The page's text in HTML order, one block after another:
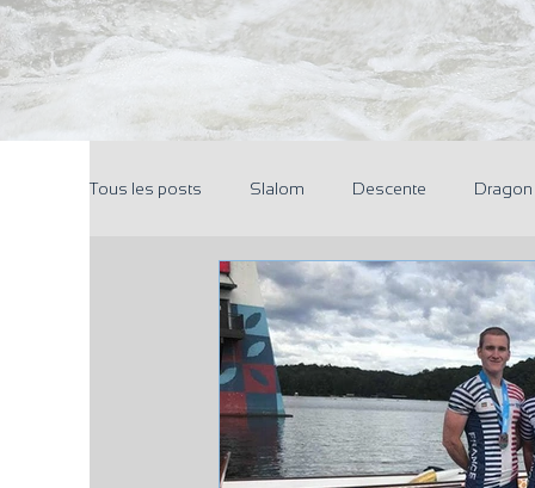
Tous les posts Slalom Descente
Pôle Espoir Réunions CoDir